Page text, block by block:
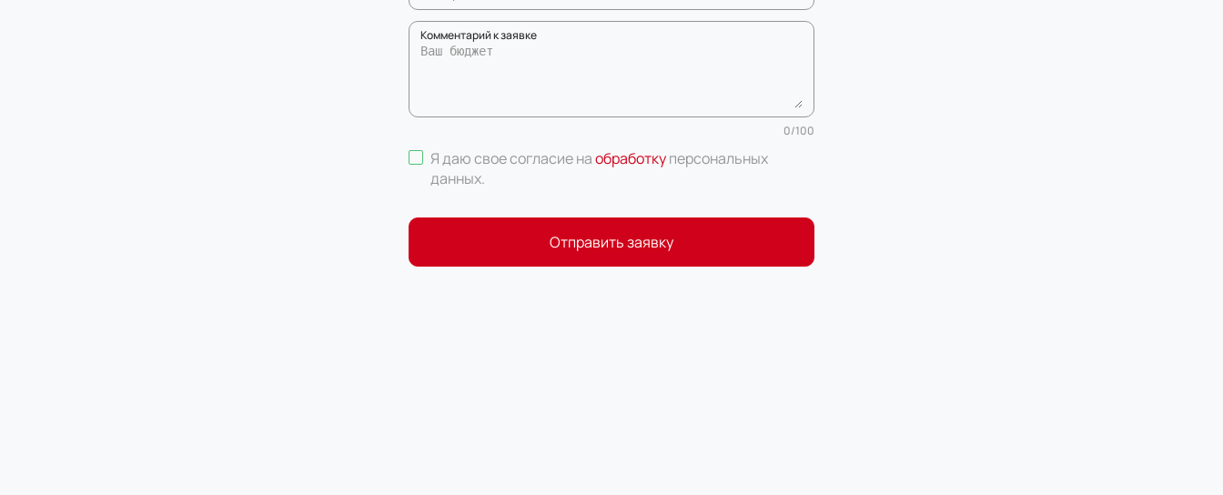
Комментарий к заявке
0/100
Я даю свое согласие наобработкуперсональных
данных.
Отправить заявку